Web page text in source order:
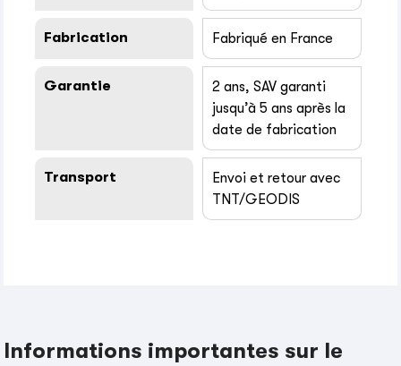
Fabrication Fabriqué en France
Garantie
2 ans, SAV garanti
jusqu’à 5 ans après la
date de fabrication
Transport
Envoi et retour avec
TNT/GEODIS
Informations importantes sur le